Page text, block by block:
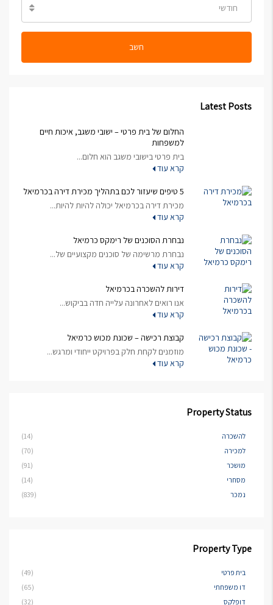
חודשי
חשב
Latest Posts
החלום של בית פרטי – ישובי משגב, איכות חיים
למשפחות
בית פרטי בישובי משגב הוא חלום...
קרא עוד
5 טיפים שיעזור לכם בתהליך מכירת דירה בכרמיאל
מכירת דירה בכרמיאל יכולה להיות להיות...
קרא עוד
נבחרת הסוכנים של רימקס כרמיאל
נבחרת מרשימה של סוכנים מקצועיים של...
קרא עוד
דירות להשכרה בכרמיאל
אנו רואים לאחרונה עלייה חדה בביקוש...
קרא עוד
קבוצת רכישה – שכונת מכוש כרמיאל
מוזמנים לקחת חלק בפרויקט ייחודי ומרגש...
קרא עוד
Property Status
להשכרה
(14)
למכירה
(70)
מושכר
(91)
מסחרי
(14)
נמכר
(839)
Property Type
בית פרטי
(49)
דו משפחתי
(65)
דופלקס
(32)